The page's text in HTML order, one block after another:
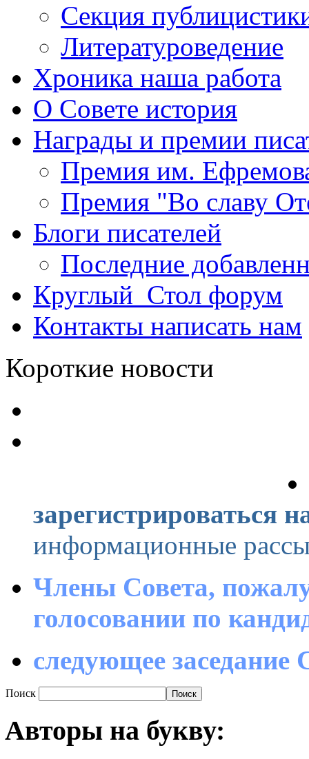
Секция
Литературоведение
Хроника наша работа
О Совете история
Награды и премии
Премия им.
Премия "Во славу
Блоги писателей
Последние
Круглый_Стол форум
Контакты написать нам
Короткие новости
зарегистрироваться
информационные
Члены Совета,
голосовании по
следующее заседание
Поиск
Авторы на букву: